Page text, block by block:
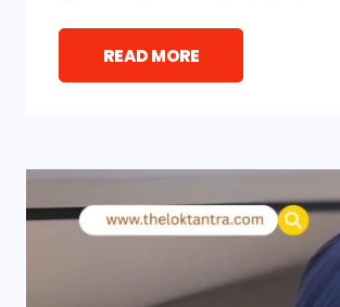
READ MORE